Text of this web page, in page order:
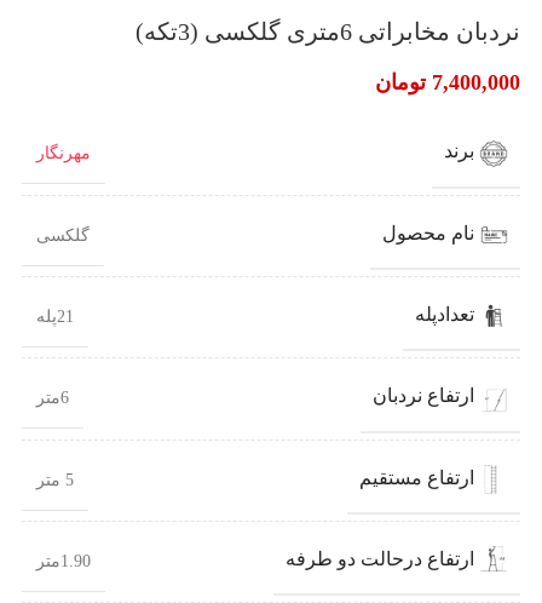
نردبان مخابراتی 6متری گلکسی (3تکه)
7,400,000 تومان
برند مهرنگار
نام محصول گلکسی
تعدادپله 21پله
ارتفاع نردبان 6متر
ارتفاع مستقیم 5 متر
ارتفاع درحالت دو طرفه 1.90متر